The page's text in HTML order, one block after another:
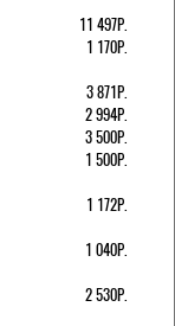
11 497Р.
1 170Р.
3 871Р.
2 994Р.
3 500Р.
1 500Р.
1 172Р.
1 040Р.
2 530Р.